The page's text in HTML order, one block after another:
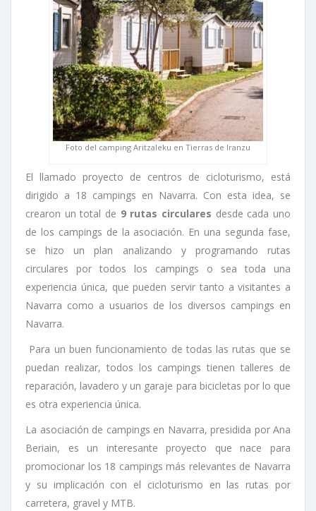
Foto del camping Aritzaleku en Tierras de Iranzu
El llamado proyecto de centros de cicloturismo, está
dirigido a 18 campings en Navarra. Con esta idea, se
crearon un total de 9 rutas circulares desde cada uno
de los campings de la asociación. En una segunda fase,
se hizo un plan analizando y programando rutas
circulares por todos los campings o sea toda una
experiencia única, que pueden servir tanto a visitantes a
Navarra como a usuarios de los diversos campings en
Navarra.
Para un buen funcionamiento de todas las rutas que se
puedan realizar, todos los campings tienen talleres de
reparación, lavadero y un garaje para bicicletas por lo que
es otra experiencia única.
La asociación de campings en Navarra, presidida por Ana
Beriain, es un interesante proyecto que nace para
promocionar los 18 campings más relevantes de Navarra
y su implicación con el cicloturismo en las rutas por
carretera, gravel y MTB.